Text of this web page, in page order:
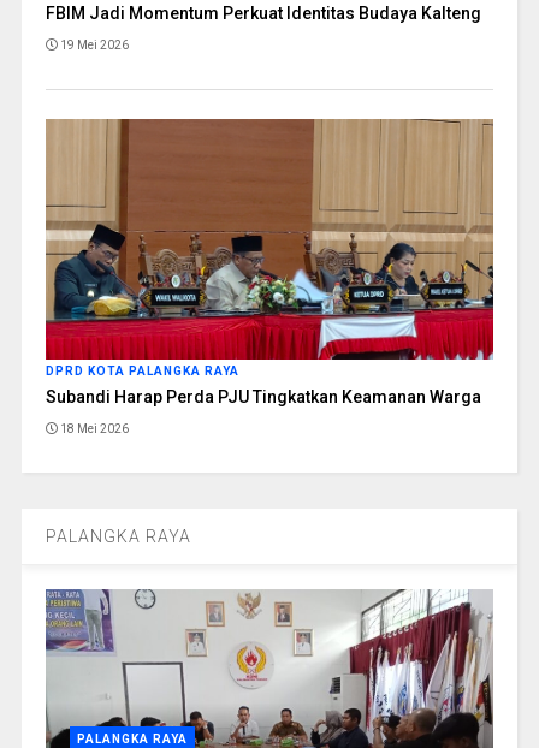
FBIM Jadi Momentum Perkuat Identitas Budaya Kalteng
19 Mei 2026
DPRD KOTA PALANGKA RAYA
Subandi Harap Perda PJU Tingkatkan Keamanan Warga
18 Mei 2026
PALANGKA RAYA
PALANGKA RAYA